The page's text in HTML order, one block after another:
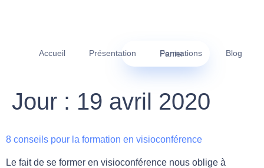
Accueil Présentation Formations Blog
Panier
Jour : 19 avril 2020
8 conseils pour la formation en visioconférence
Le fait de se former en visioconférence nous oblige à